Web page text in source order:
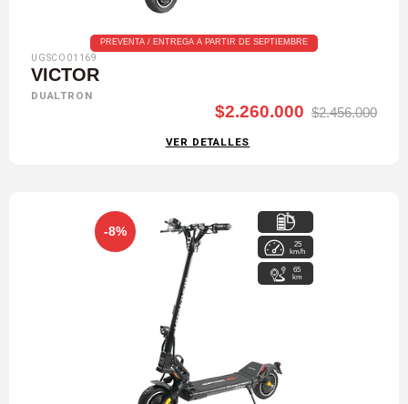
PREVENTA / ENTREGA A PARTIR DE SEPTIEMBRE
UGSCO01169
VICTOR
DUALTRON
$2.260.000 $2.456.000
VER DETALLES
-8%
52 V / 21 Ah
25
km/h
65
km